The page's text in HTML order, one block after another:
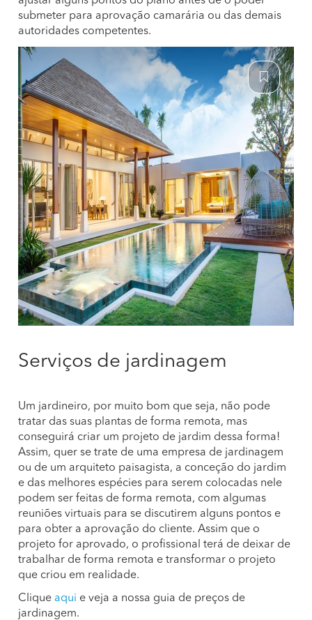
submeter para aprovação camarária ou das demais
autoridades competentes.
Serviços de jardinagem
Um jardineiro, por muito bom que seja, não pode
tratar das suas plantas de forma remota, mas
conseguirá criar um projeto de jardim dessa forma!
Assim, quer se trate de uma empresa de jardinagem
ou de um arquiteto paisagista, a conceção do jardim
e das melhores espécies para serem colocadas nele
podem ser feitas de forma remota, com algumas
reuniões virtuais para se discutirem alguns pontos e
para obter a aprovação do cliente. Assim que o
projeto for aprovado, o profissional terá de deixar de
trabalhar de forma remota e transformar o projeto
que criou em realidade.
Clique aqui e veja a nossa guia de preços de
jardinagem.